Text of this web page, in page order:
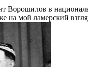
Ворошилов в
на мой ламерский